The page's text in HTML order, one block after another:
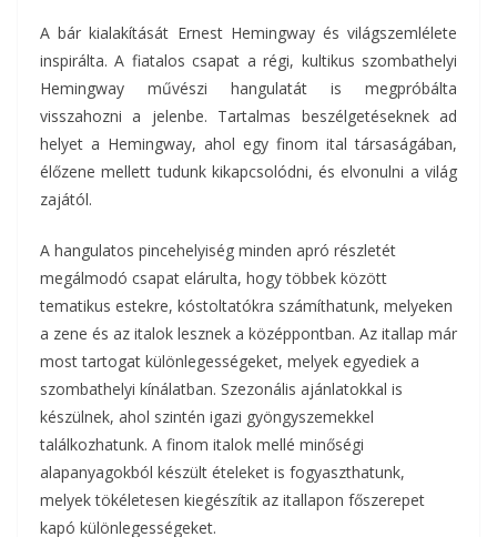
A bár kialakítását Ernest Hemingway és világszemlélete
inspirálta. A fiatalos csapat a régi, kultikus szombathelyi
Hemingway művészi hangulatát is megpróbálta
visszahozni a jelenbe. Tartalmas beszélgetéseknek ad
helyet a Hemingway, ahol egy finom ital társaságában,
élőzene mellett tudunk kikapcsolódni, és elvonulni a világ
zajától.
A hangulatos pincehelyiség minden apró részletét
megálmodó csapat elárulta, hogy többek között
tematikus estekre, kóstoltatókra számíthatunk, melyeken
a zene és az italok lesznek a középpontban. Az itallap már
most tartogat különlegességeket, melyek egyediek a
szombathelyi kínálatban. Szezonális ajánlatokkal is
készülnek, ahol szintén igazi gyöngyszemekkel
találkozhatunk. A finom italok mellé minőségi
alapanyagokból készült ételeket is fogyaszthatunk,
melyek tökéletesen kiegészítik az itallapon főszerepet
kapó különlegességeket.